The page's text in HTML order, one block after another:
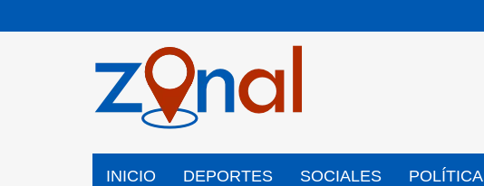
al
INICIO DEPORTES SOCIALES POLÍTICA